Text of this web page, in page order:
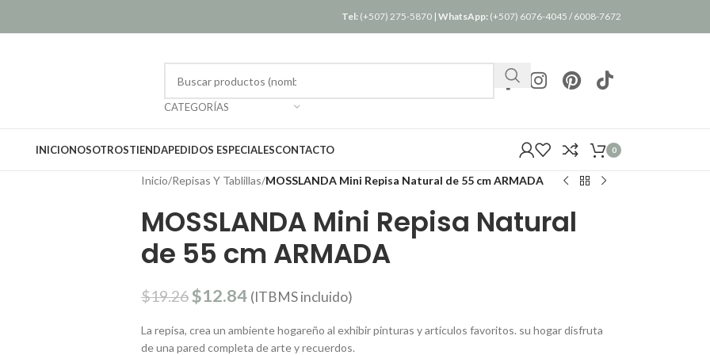
Tel: (+507) 275-5870 | WhatsApp: (+507) 6076-4045 /6008-7672
CATEGORÍAS
INICIONOSOTROSTIENDAPEDIDOS ESPECIALESCONTACTO 0
Inicio/Repisas Y Tablillas/MOSSLANDA Mini Repisa Natural de 55 cm ARMADA
MOSSLANDA Mini Repisa Natural
de 55 cm ARMADA
$19.26$12.84 (ITBMS incluido)
La repisa, crea un ambiente hogareño al exhibir pinturas y artículos favoritos. su hogar disfruta
de una pared completa de arte y recuerdos.